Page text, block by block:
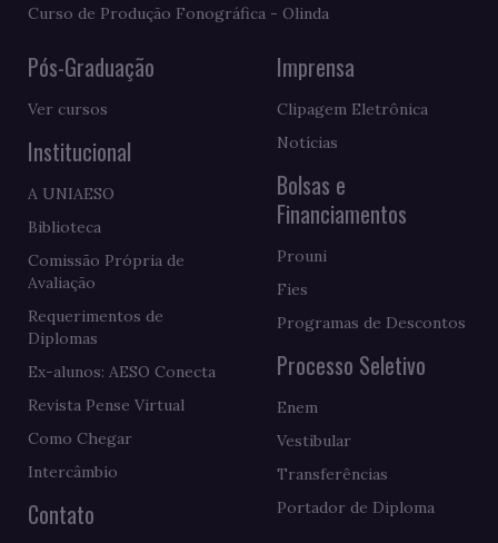
Curso de Produção Fonográfica - Olinda
Pós-Graduação
Ver cursos
Institucional
A UNIAESO
Biblioteca
Comissão Própria de
Avaliação
Requerimentos de
Diplomas
Ex-alunos: AESO Conecta
Revista Pense Virtual
Como Chegar
Intercâmbio
Contato
Imprensa
Clipagem Eletrônica
Notícias
Bolsas e
Financiamentos
Prouni
Fies
Programas de Descontos
Processo Seletivo
Enem
Vestibular
Transferências
Portador de Diploma